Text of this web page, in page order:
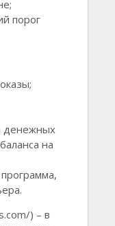
порог
денежных
на
) – в